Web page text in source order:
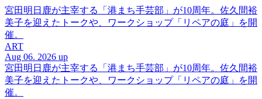
宮田明日鹿が主宰する「港まち手芸部」が10周年。佐久間裕
美子を迎えたトークや、ワークショップ「リペアの庭」を開
催。
ART
Aug 06. 2026 up
宮田明日鹿が主宰する「港まち手芸部」が10周年。佐久間裕
美子を迎えたトークや、ワークショップ「リペアの庭」を開
催。